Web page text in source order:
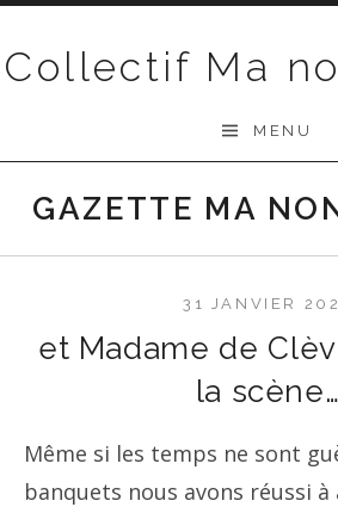
Collectif Ma
MENU
GAZETTE MA
et Madame de
la scène…
31 JANVIER
Même si les temps ne sont
banquets nous avons réussi